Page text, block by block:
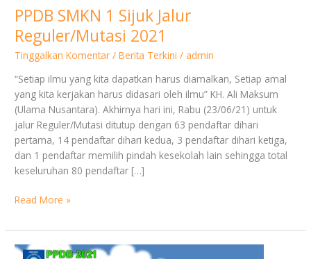
PPDB SMKN 1 Sijuk Jalur
Reguler/Mutasi 2021
Tinggalkan Komentar /Berita Terkini / admin
“Setiap ilmu yang kita dapatkan harus diamalkan, Setiap amal
yang kita kerjakan harus didasari oleh ilmu” KH. Ali Maksum
(Ulama Nusantara). Akhirnya hari ini, Rabu (23/06/21) untuk
jalur Reguler/Mutasi ditutup dengan 63 pendaftar dihari
pertama, 14 pendaftar dihari kedua, 3 pendaftar dihari ketiga,
dan 1 pendaftar memilih pindah kesekolah lain sehingga total
keseluruhan 80 pendaftar […]
Read More »
Pengumuman